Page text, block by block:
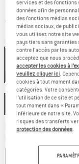
77,97€ TVA incl.
Livraison gratuite
Couleur:Pink
-35 %
Taille:105 - 140 cm
105 - 140 cm
Délai de livraison: 3-5
services et des fonctions
données afin de
des fonctions médias
médias sociaux, de
vous utilisez notre site
pays tiers sans garanties
contre l'accès par les
acceptez que nous
accepter les cookies à
veuillez cliquer ici.
cookies à tout moment
catégories. Votre
l’utilisation de ce site et
tout moment dans «
inférieure de notre site.
risques des transferts
protection des données.